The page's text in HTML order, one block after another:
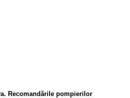
Recomandările pompierilor